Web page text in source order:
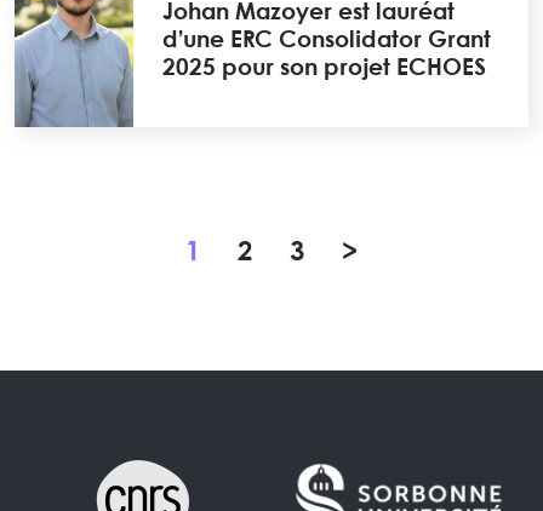
Johan Mazoyer est lauréat
d’une ERC Consolidator Grant
2025 pour son projet ECHOES
1 2 3 >